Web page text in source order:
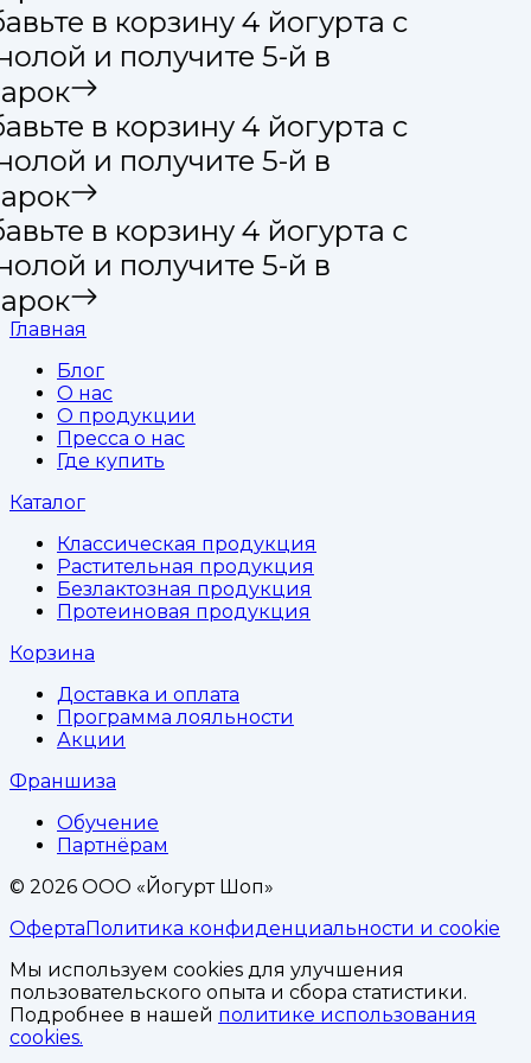
в корзину 4 йогурта с
и получите 5-й в
в корзину 4 йогурта с
и получите 5-й в
в корзину 4 йогурта с
и получите 5-й в
Главная
Блог
О нас
О продукции
Пресса о нас
Где купить
Каталог
Классическая продукция
Растительная продукция
Безлактозная продукция
Протеиновая продукция
Корзина
Доставка и оплата
Программа лояльности
Акции
Франшиза
Обучение
Партнёрам
© 2026 ООО «Йогурт Шоп»
ОфертаПолитика конфиденциальности и cookie
Мы используем cookies для улучшения
пользовательского опыта и сбора статистики.
Подробнее в нашей политике использования
cookies.